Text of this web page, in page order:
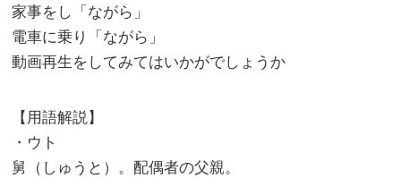
家事をし「ながら」
電車に乗り「ながら」
動画再生をしてみてはいかがでしょうか
【用語解説】
・ウト
舅（しゅうと）。配偶者の父親。